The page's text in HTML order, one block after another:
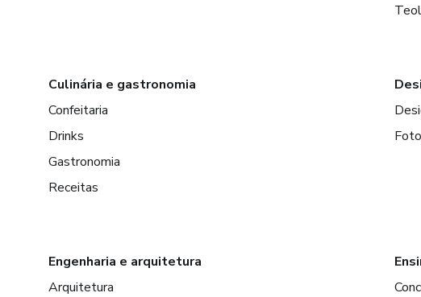
Culinária e gastronomia
Confeitaria
Drinks
Gastronomia
Receitas
Engenharia e arquitetura
Arquitetura